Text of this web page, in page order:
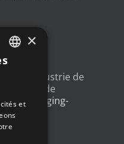
dans l'industrie de
exemple de
packaging-
how-i…
GERMAN
SPANISH
×
et